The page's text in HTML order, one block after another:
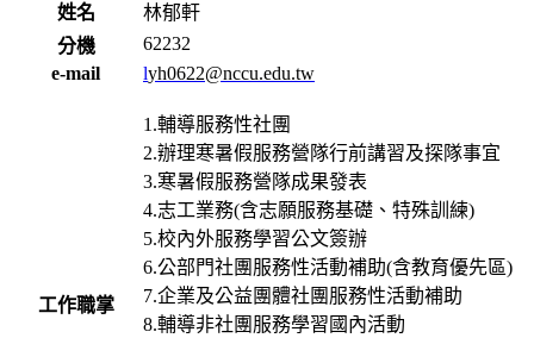
姓名
林郁軒
分機
62232
e-mail
lyh0622@nccu.edu.tw
工作職掌
1.輔導服務性社團
2.辦理寒暑假服務營隊行前講習及探隊事宜
3.寒暑假服務營隊成果發表
4.志工業務(含志願服務基礎、特殊訓練)
5.校內外服務學習公文簽辦
6.公部門社團服務性活動補助(含教育優先區)
7.企業及公益團體社團服務性活動補助
8.輔導非社團服務學習國內活動